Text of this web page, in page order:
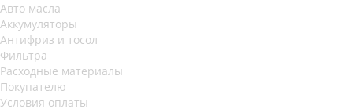
Авто масла
Аккумуляторы
Антифриз и тосол
Фильтра
Расходные материалы
Покупателю
Условия оплаты